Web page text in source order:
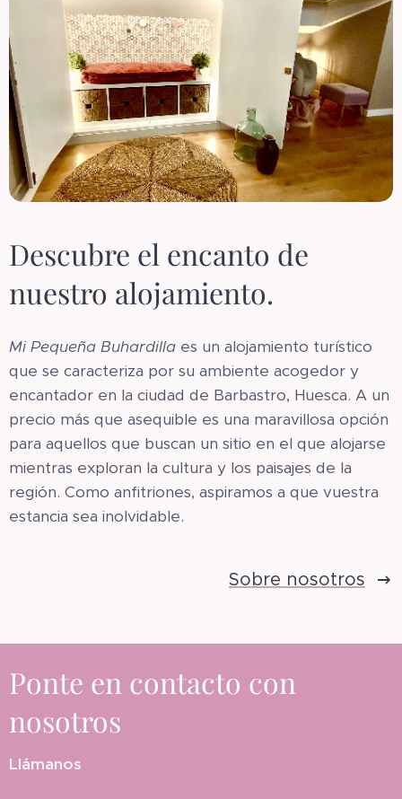
Descubre el encanto de
nuestro alojamiento.
Mi Pequeña Buhardilla es un alojamiento turístico
que se caracteriza por su ambiente acogedor y
encantador en la ciudad de Barbastro, Huesca. A un
precio más que asequible es una maravillosa opción
para aquellos que buscan un sitio en el que alojarse
mientras exploran la cultura y los paisajes de la
región. Como anfitriones, aspiramos a que vuestra
estancia sea inolvidable.
Sobre nosotros
Ponte en contacto con
nosotros
Llámanos